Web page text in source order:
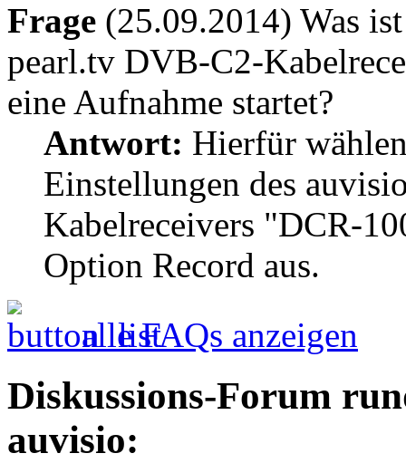
Frage (25.09.2014) Was
pearl.tv DVB-C2-
eine Aufnahme startet?
Antwort: Hierfür
Einstellungen des
Kabelreceivers "DCR-
Option Record aus.
alle FAQs anzeigen
Diskussions-Forum
auvisio: